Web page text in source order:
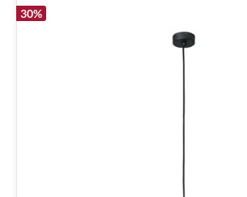
30%